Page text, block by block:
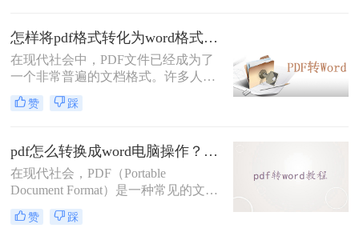
见的需求。然而，许多人可能不知道
如何免费将pdf转换成word。以下将介
绍一些简单的方法，供大家参考和使
用。
怎样将pdf格式转化为word格式？分享3种简单方法！
在现代社会中，PDF文件已经成为了
一个非常普遍的文档格式。许多人在
电子邮件、网页和各种文档分享平台
上分享和传输PDF文件。然而，有时
将其转换为Word格式文件。那么怎样
将pdf格式转化为word格式呢？本文将
针对这个需求，介绍一些将PDF格式
文件转换为Word格式文件的方法。
赞 踩
pdf怎么转换成word电脑操作？三种值得收藏的方法介绍！
在现代社会，PDF（Portable
Document Format）是一种常见的文件
格式，用于传输和共享电子文档。然
而，在某些情况下，我们可能需要将
赞 踩